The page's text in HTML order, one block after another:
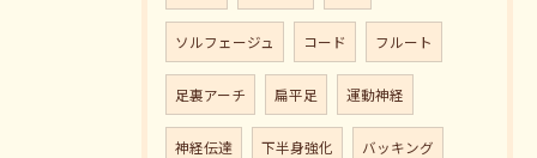
ソルフェージュ コード フルート
足裏アーチ 扁平足 運動神経
神経伝達 下半身強化 バッキング